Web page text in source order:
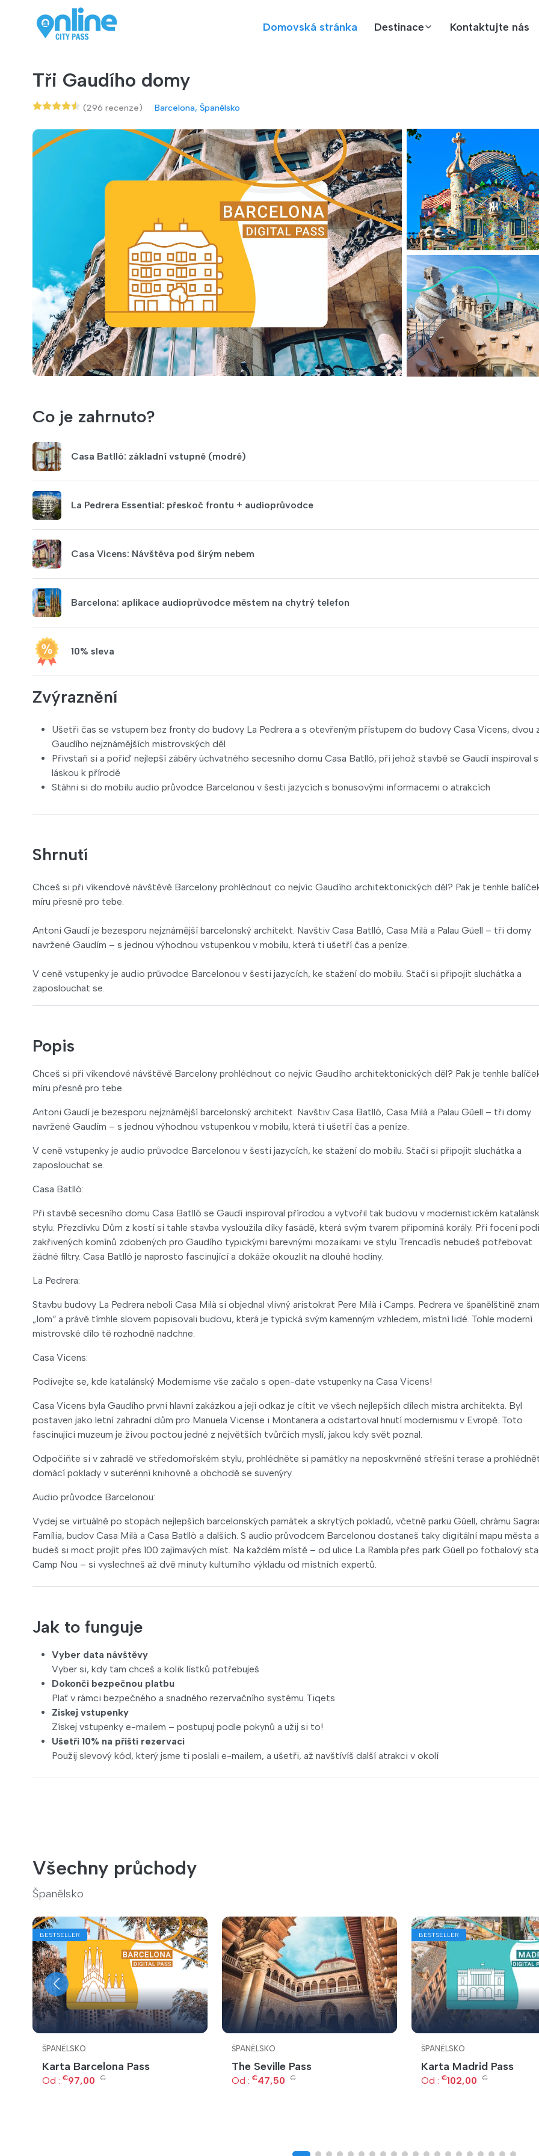
Domovská stránka Destinace Kontaktujte nás
Tři Gaudího domy
(296 recenze) Barcelona, Španělsko
Co je zahrnuto?
Casa Batlló: základní vstupné (modré)
La Pedrera Essential: přeskoč frontu + audioprůvodce
Casa Vicens: Návštěva pod širým nebem
Barcelona: aplikace audioprůvodce městem na chytrý telefon
10% sleva
Zvýraznění
Ušetři čas se vstupem bez fronty do budovy La Pedrera a s otevřeným přístupem do budovy Casa Vicens, dvou
Gaudího nejznámějších mistrovských děl
Přivstaň si a pořiď nejlepší záběry úchvatného secesního domu Casa Batlló, při jehož stavbě se Gaudí inspiroval
láskou k přírodě
Stáhni si do mobilu audio průvodce Barcelonou v šesti jazycích s bonusovými informacemi o atrakcích
Shrnutí
Chceš si při víkendové návštěvě Barcelony prohlédnout co nejvíc Gaudího architektonických děl? Pak je tenhle
míru přesně pro tebe.
Antoni Gaudí je bezesporu nejznámější barcelonský architekt. Navštiv Casa Batlló, Casa Milà a Palau Güell – tři domy
navržené Gaudím – s jednou výhodnou vstupenkou v mobilu, která ti ušetří čas a peníze.
V ceně vstupenky je audio průvodce Barcelonou v šesti jazycích, ke stažení do mobilu. Stačí si připojit sluchátka a
zaposlouchat se.
Popis
Chceš si při víkendové návštěvě Barcelony prohlédnout co nejvíc Gaudího architektonických děl? Pak je tenhle
míru přesně pro tebe.
Antoni Gaudí je bezesporu nejznámější barcelonský architekt. Navštiv Casa Batlló, Casa Milà a Palau Güell – tři domy
navržené Gaudím – s jednou výhodnou vstupenkou v mobilu, která ti ušetří čas a peníze.
V ceně vstupenky je audio průvodce Barcelonou v šesti jazycích, ke stažení do mobilu. Stačí si připojit sluchátka a
zaposlouchat se.
Casa Batlló:
Při stavbě secesního domu Casa Batlló se Gaudí inspiroval přírodou a vytvořil tak budovu v modernistickém
stylu. Přezdívku Dům z kostí si tahle stavba vysloužila díky fasádě, která svým tvarem připomíná korály. Při focení
zakřivených komínů zdobených pro Gaudího typickými barevnými mozaikami ve stylu Trencadís nebudeš potřebovat
žádné filtry. Casa Batlló je naprosto fascinující a dokáže okouzlit na dlouhé hodiny.
La Pedrera:
Stavbu budovy La Pedrera neboli Casa Milà si objednal vlivný aristokrat Pere Milà i Camps. Pedrera ve španělštině
„lom“ a právě tímhle slovem popisovali budovu, která je typická svým kamenným vzhledem, místní lidé. Tohle moderní
mistrovské dílo tě rozhodně nadchne.
Casa Vicens:
Podívejte se, kde katalánský Modernisme vše začalo s open-date vstupenky na Casa Vicens!
Casa Vicens byla Gaudího první hlavní zakázkou a její odkaz je cítit ve všech nejlepších dílech mistra architekta. Byl
postaven jako letní zahradní dům pro Manuela Vicense i Montanera a odstartoval hnutí modernismu v Evropě. Toto
fascinující muzeum je živou poctou jedné z největších tvůrčích myslí, jakou kdy svět poznal.
Odpočiňte si v zahradě ve středomořském stylu, prohlédněte si památky na neposkvrněné střešní terase a
domácí poklady v suterénní knihovně a obchodě se suvenýry.
Audio průvodce Barcelonou:
Vydej se virtuálně po stopách nejlepších barcelonských památek a skrytých pokladů, včetně parku Güell, chrámu
Família, budov Casa Milà a Casa Batllò a dalších. S audio průvodcem Barcelonou dostaneš taky digitální mapu města a
budeš si moct projít přes 100 zajímavých míst. Na každém místě – od ulice La Rambla přes park Güell po fotbalový
Camp Nou – si vyslechneš až dvě minuty kulturního výkladu od místních expertů.
Jak to funguje
Vyber data návštěvy
Vyber si, kdy tam chceš a kolik lístků potřebuješ
Dokonči bezpečnou platbu
Plať v rámci bezpečného a snadného rezervačního systému Tiqets
Získej vstupenky
Získej vstupenky e-mailem – postupuj podle pokynů a užij si to!
Ušetři 10% na příští rezervaci
Použij slevový kód, který jsme ti poslali e-mailem, a ušetři, až navštívíš další atrakci v okolí
Všechny průchody
Španělsko
BESTSELLER
ŠPANĚLSKO
Karta Barcelona Pass
Od : €97,00 €
ŠPANĚLSKO
The Seville Pass
Od : €47,50 €
BESTSELLER
ŠPANĚLSKO
Karta Madrid Pass
Od : €102,00 €